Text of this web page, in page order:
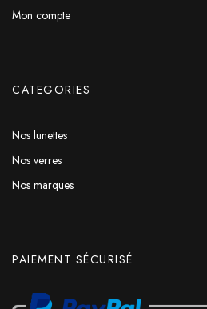
Mon compte
CATEGORIES
Nos lunettes
Nos verres
Nos marques
PAIEMENT SÉCURISÉ